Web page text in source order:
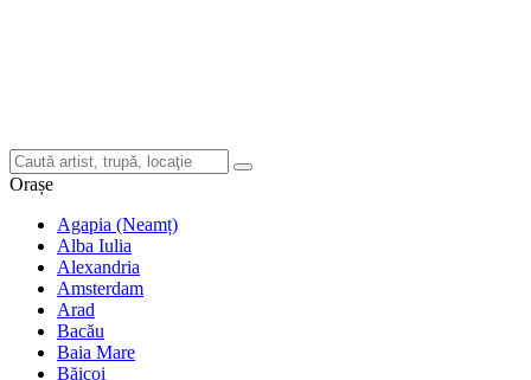
Orașe
Agapia (Neamț)
Alba Iulia
Alexandria
Amsterdam
Arad
Bacău
Baia Mare
Băicoi